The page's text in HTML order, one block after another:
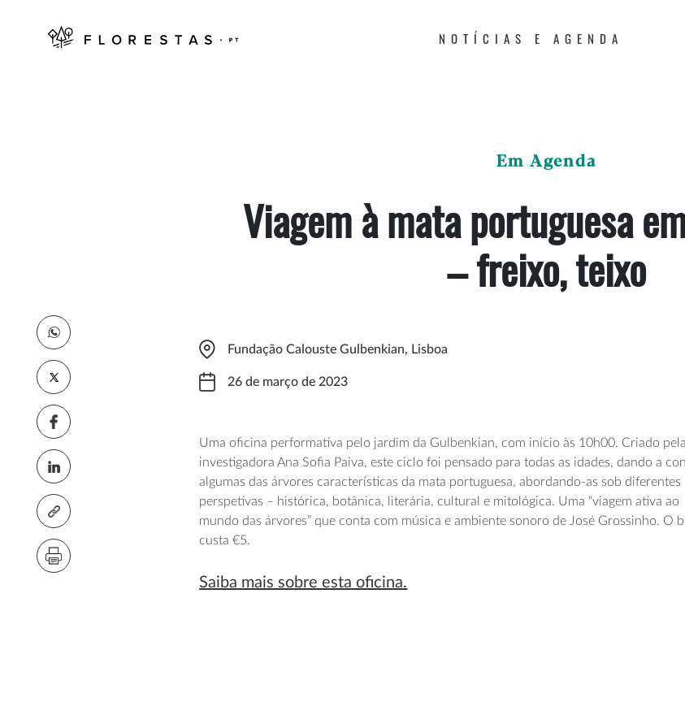
NOTÍCIAS E AGENDA
Em Agenda
Viagem à mata portuguesa
– freixo, teixo
Fundação Calouste Gulbenkian, Lisboa
26 de março de 2023
Uma oficina performativa pelo jardim da Gulbenkian, com início às 10h00. Criado pela
investigadora Ana Sofia Paiva, este ciclo foi pensado para todas as idades, dando a
algumas das árvores características da mata portuguesa, abordando-as sob diferentes
perspetivas – histórica, botânica, literária, cultural e mitológica. Uma “viagem ativa ao
mundo das árvores” que conta com música e ambiente sonoro de José Grossinho. O
custa €5.
Saiba mais sobre esta oficina.